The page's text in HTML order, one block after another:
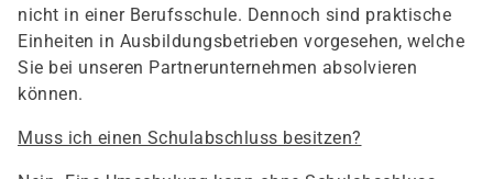
nicht in einer Berufsschule. Dennoch sind praktische
Einheiten in Ausbildungsbetrieben vorgesehen, welche
Sie bei unseren Partnerunternehmen absolvieren
können.
Muss ich einen Schulabschluss besitzen?